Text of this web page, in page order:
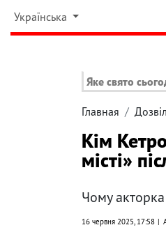
Українська
Яке свято
Главная
Кім
місті»
Чому
16 червня 2025, 17:58